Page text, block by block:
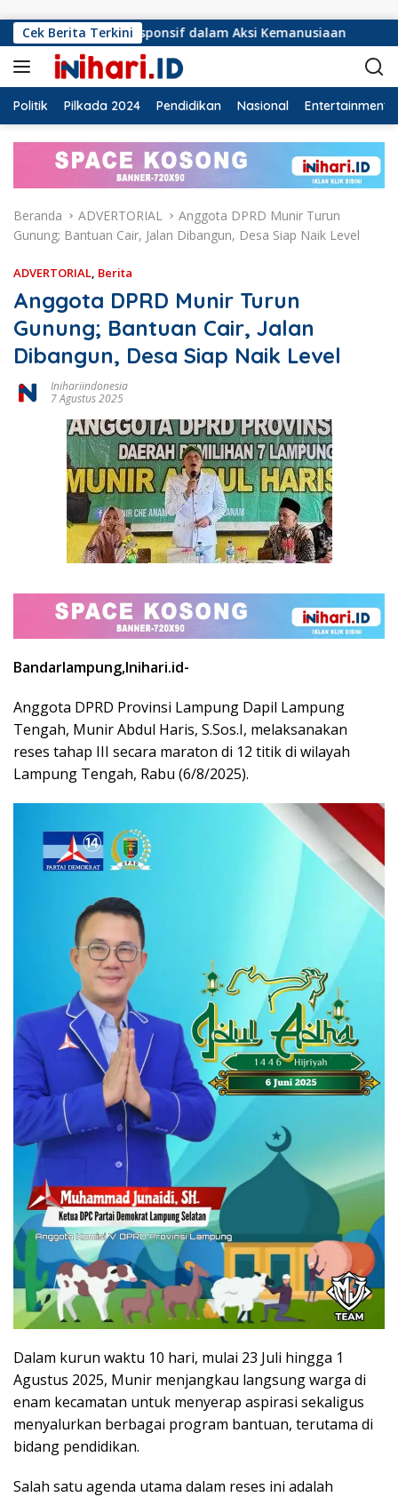
Cek Berita Terkini
Responsif dalam Aksi Kemanusiaan Ormas Laskar
Politik Pilkada 2024 Pendidikan Nasional Entertainment
Beranda ADVERTORIAL
Anggota DPRD Munir Turun
Gunung; Bantuan Cair, Jalan Dibangun, Desa Siap Naik Level
ADVERTORIAL, Berita
Anggota DPRD Munir Turun
Gunung; Bantuan Cair, Jalan
Dibangun, Desa Siap Naik Level
Inihariindonesia
7 Agustus 2025
Bandarlampung,Inihari.id-
Anggota DPRD Provinsi Lampung Dapil Lampung
Tengah, Munir Abdul Haris, S.Sos.I, melaksanakan
reses tahap III secara maraton di 12 titik di wilayah
Lampung Tengah, Rabu (6/8/2025).
Dalam kurun waktu 10 hari, mulai 23 Juli hingga 1
Agustus 2025, Munir menjangkau langsung warga di
enam kecamatan untuk menyerap aspirasi sekaligus
menyalurkan berbagai program bantuan, terutama di
bidang pendidikan.
Salah satu agenda utama dalam reses ini adalah